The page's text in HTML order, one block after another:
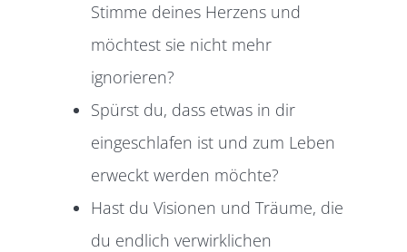
Stimme deines Herzens und
möchtest sie nicht mehr
ignorieren?
Spürst du, dass etwas in dir
eingeschlafen ist und zum Leben
erweckt werden möchte?
Hast du Visionen und Träume, die
du endlich verwirklichen